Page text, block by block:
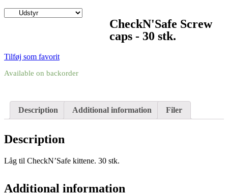
CheckN'Safe Screw
caps - 30 stk.
Tilføj som favorit
Available on backorder
Description Additional information Filer
Description
Låg til CheckN’Safe kittene. 30 stk.
Additional information